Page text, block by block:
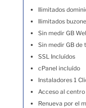
Ilimitados
Ilimitados
Sin medir GB
Sin medir GB de
SSL Incluídos
cPanel incluído
Instaladores 1
Acceso al
Renueva por el